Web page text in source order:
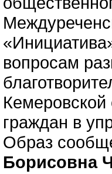
вопросам
Кемеровской
граждан в
Образ
Борисовна